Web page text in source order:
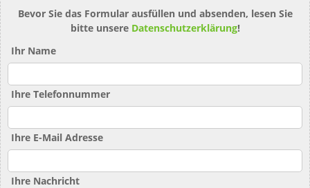
Bevor Sie das Formular ausfüllen und absenden, lesen Sie
bitte unsere Datenschutzerklärung!
Ihr Name
Ihre Telefonnummer
Ihre E-Mail Adresse
Ihre Nachricht